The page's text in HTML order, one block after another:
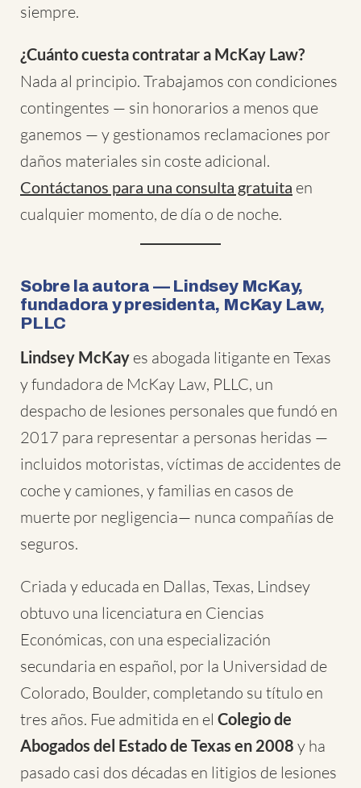
siempre.
¿Cuánto cuesta contratar a McKay Law?
Nada al principio. Trabajamos con condiciones
contingentes — sin honorarios a menos que
ganemos — y gestionamos reclamaciones por
daños materiales sin coste adicional.
Contáctanos para una consulta gratuita en
cualquier momento, de día o de noche.
Sobre la autora — Lindsey McKay,
fundadora y presidenta, McKay Law,
PLLC
Lindsey McKay es abogada litigante en Texas
y fundadora de McKay Law, PLLC, un
despacho de lesiones personales que fundó en
2017 para representar a personas heridas —
incluidos motoristas, víctimas de accidentes de
coche y camiones, y familias en casos de
muerte por negligencia— nunca compañías de
seguros.
Criada y educada en Dallas, Texas, Lindsey
obtuvo una licenciatura en Ciencias
Económicas, con una especialización
secundaria en español, por la Universidad de
Colorado, Boulder, completando su título en
tres años. Fue admitida en el Colegio de
Abogados del Estado de Texas en 2008 y ha
pasado casi dos décadas en litigios de lesiones